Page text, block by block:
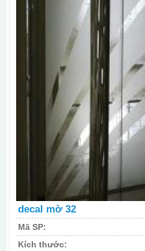
decal mờ 32
Mã SP:
Kích thước: